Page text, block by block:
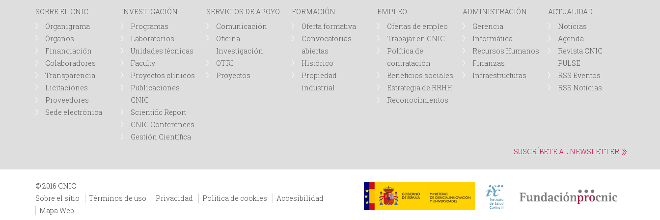
d
a
SOBRE EL CNIC
Organigrama
Órganos
Financiación
Colaboradores
Transparencia
Licitaciones
Proveedores
Sede electrónica
INVESTIGACIÓN
Programas
Laboratorios
Unidades técnicas
Faculty
Proyectos clínicos
Publicaciones
CNIC
Scientific Report
CNIC Conferences
Gestión Científica
SERVICIOS DE APOYO
Comunicación
Oficina
Investigación
OTRI
Proyectos
FORMACIÓN
Oferta formativa
Convocatorias
abiertas
Histórico
Propiedad
industrial
EMPLEO
Ofertas de empleo
Trabajar en CNIC
Política de
contratación
Beneficios sociales
Estrategia de RRHH
Reconocimientos
ADMINISTRACIÓN
Gerencia
Informática
Recursos Humanos
Finanzas
Infraestructuras
ACTUALIDAD
Noticias
Agenda
Revista CNIC
PULSE
RSS Eventos
RSS Noticias
SUSCRÍBETE AL NEWSLETTER
© 2016 CNIC
Sobre el sitio
Términos de uso Privacidad Política de cookies
Accesibilidad
Mapa Web